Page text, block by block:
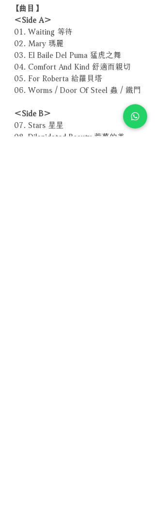
【曲目】
＜Side A＞
01. Waiting 等待
02. Mary 瑪麗
03. El Baile Del Puma 猛虎之舞
04. Comfort And Kind 舒適而親切
05. For Roberta 給羅貝塔
06. Worms / Door Of Steel 蟲 / 鐵門
＜Side B＞
07. Stars 星星
08. Dilapidated Beauty 荒蕪的美